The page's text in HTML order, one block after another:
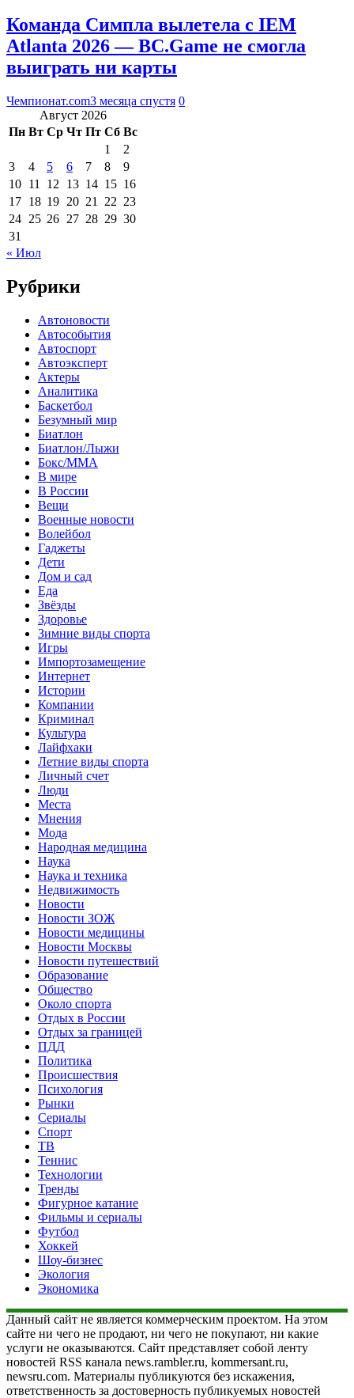
Команда Симпла вылетела с IEM
Atlanta 2026 — BC.Game не смогла
выиграть ни карты
Чемпионат.com3 месяца спустя 0
Август 2026
Пн Вт Ср Чт Пт Сб Вс
1
2
3
4 5 6 7 8
9
10 11 12 13 14 15 16
17 18 19 20 21 22 23
24 25 26 27 28 29 30
31
« Июл
Рубрики
Автоновости
Автособытия
Автоспорт
Автоэксперт
Актеры
Аналитика
Баскетбол
Безумный мир
Биатлон
Биатлон/Лыжи
Бокс/MMA
В мире
В России
Вещи
Военные новости
Волейбол
Гаджеты
Дети
Дом и сад
Еда
Звёзды
Здоровье
Зимние виды спорта
Игры
Импортозамещение
Интернет
Истории
Компании
Криминал
Культура
Лайфхаки
Летние виды спорта
Личный счет
Люди
Места
Мнения
Мода
Народная медицина
Наука
Наука и техника
Недвижимость
Новости
Новости ЗОЖ
Новости медицины
Новости Москвы
Новости путешествий
Образование
Общество
Около спорта
Отдых в России
Отдых за границей
ПДД
Политика
Происшествия
Психология
Рынки
Сериалы
Спорт
ТВ
Теннис
Технологии
Тренды
Фигурное катание
Фильмы и сериалы
Футбол
Хоккей
Шоу-бизнес
Экология
Экономика
Данный сайт не является коммерческим проектом. На этом
сайте ни чего не продают, ни чего не покупают, ни какие
услуги не оказываются. Сайт представляет собой ленту
новостей RSS канала news.rambler.ru, kommersant.ru,
newsru.com. Материалы публикуются без искажения,
ответственность за достоверность публикуемых новостей